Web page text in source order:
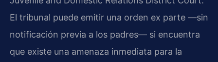
El tribunal puede emitir una orden ex parte —sin
notificación previa a los padres— si encuentra
que existe una amenaza inmediata para la